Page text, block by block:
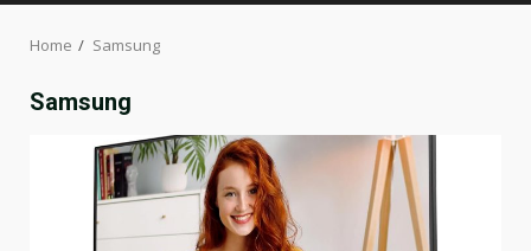
Home Samsung
Samsung